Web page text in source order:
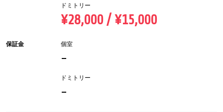
ドミトリー
¥28,000 / ¥15,000
保証金 個室
-
ドミトリー
-